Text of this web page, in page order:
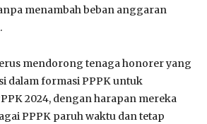
menambah beban anggaran
mendorong tenaga honorer yang
dalam formasi PPPK untuk
2024, dengan harapan mereka
PPPK paruh waktu dan tetap